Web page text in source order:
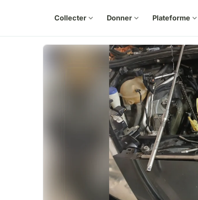
Collecter expand_more Donner expand_more Plateforme expand_more